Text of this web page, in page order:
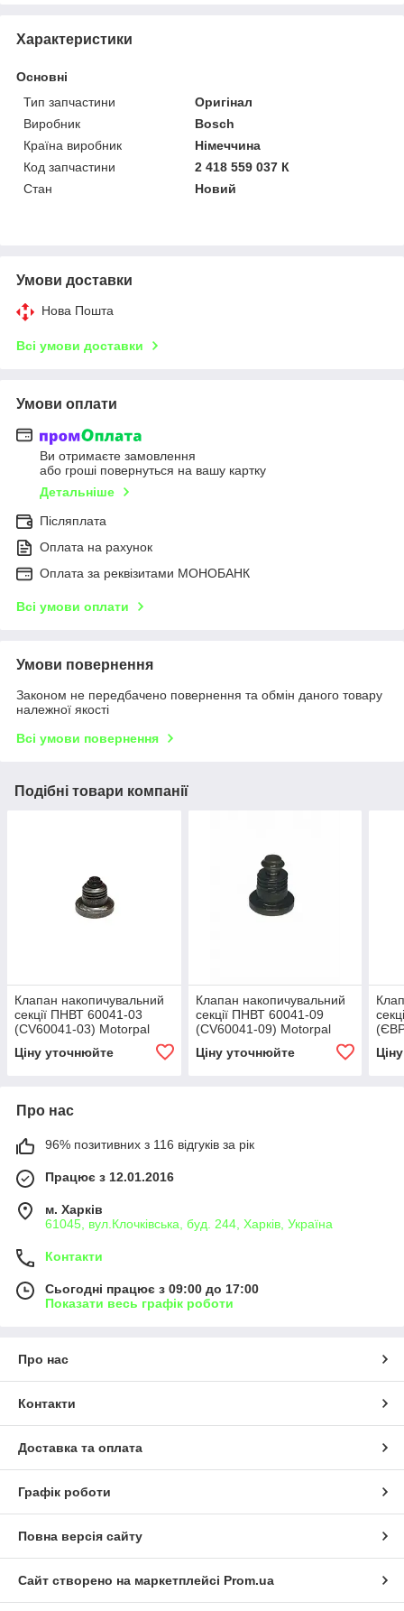
Характеристики
Основні
Тип запчастини
Оригінал
Виробник
Bosch
Країна виробник
Німеччина
Код запчастини
2 418 559 037 К
Стан
Новий
Умови доставки
Нова Пошта
Всі умови доставки
Умови оплати
Ви отримаєте замовлення
або гроші повернуться на вашу картку
Детальніше
Післяплата
Оплата на рахунок
Оплата за реквізитами МОНОБАНК
Всі умови оплати
Умови повернення
Законом не передбачено повернення та обмін даного товару
належної якості
Всі умови повернення
Подібні товари компанії
Клапан накопичувальний
секції ПНВТ 60041-03
(CV60041-03) Motorpal
516, E-517 (8VD)
Ціну уточнюйте
Клапан накопичувальний
секції ПНВТ 60041-09
(CV60041-09) Motorpal
Ціну уточнюйте
Про нас
96% позитивних з 116 відгуків за рік
Працює з 12.01.2016
м. Харків
61045, вул.Клочківська, буд. 244, Харків, Україна
Контакти
Сьогодні працює з 09:00 до 17:00
Показати весь графік роботи
Про нас
Контакти
Доставка та оплата
Графік роботи
Повна версія сайту
Сайт створено на маркетплейсі Prom.ua